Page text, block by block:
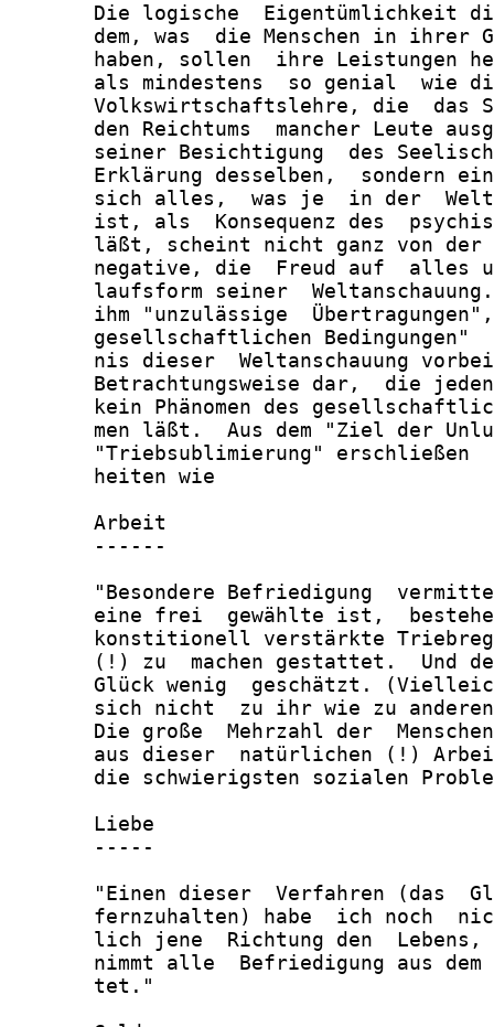
Die logische  Eigentümlichkeit
dem, was  die Menschen in ihrer
haben, sollen  ihre Leistungen
als mindestens  so genial  wie
Volkswirtschaftslehre, die  das
den Reichtums  mancher Leute
seiner Besichtigung  des
Erklärung desselben,  sondern
sich alles,  was je  in der
ist, als  Konsequenz des
läßt, scheint nicht ganz von
negative, die  Freud auf  alles
laufsform seiner
ihm "unzulässige
gesellschaftlichen Bedingungen"
nis dieser  Weltanschauung
Betrachtungsweise dar,  die
kein Phänomen des
men läßt.  Aus dem "Ziel der
"Triebsublimierung" erschließen
       heiten wie
       Arbeit
       ------
"Besondere Befriedigung
eine frei  gewählte ist,
konstitionell verstärkte
(!) zu  machen gestattet.  Und
Glück wenig  geschätzt.
sich nicht  zu ihr wie zu
Die große  Mehrzahl der
aus dieser  natürlichen (!)
die schwierigsten sozialen
       Liebe
       -----
"Einen dieser  Verfahren (das
fernzuhalten) habe  ich noch
lich jene  Richtung den
nimmt alle  Befriedigung aus
       tet."